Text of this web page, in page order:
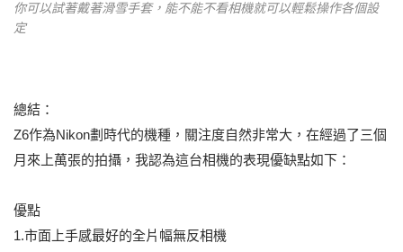
你可以試著戴著滑雪手套，能不能不看相機就可以輕鬆操作各個設
定
總結：
Z6作為Nikon劃時代的機種，關注度自然非常大，在經過了三個
月來上萬張的拍攝，我認為這台相機的表現優缺點如下：
優點
1.市面上手感最好的全片幅無反相機